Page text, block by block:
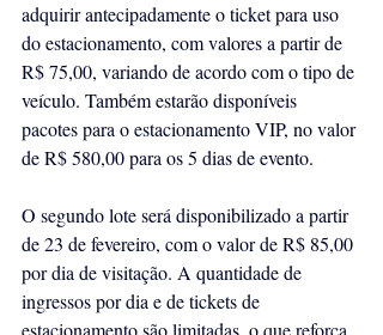
adquirir antecipadamente o ticket para uso
do estacionamento, com valores a partir de
R$ 75,00, variando de acordo com o tipo de
veículo. Também estarão disponíveis
pacotes para o estacionamento VIP, no valor
de R$ 580,00 para os 5 dias de evento.
O segundo lote será disponibilizado a partir
de 23 de fevereiro, com o valor de R$ 85,00
por dia de visitação. A quantidade de
ingressos por dia e de tickets de